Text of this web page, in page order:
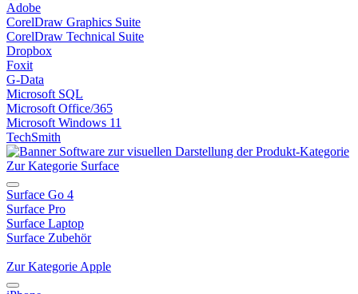
Adobe
CorelDraw Graphics Suite
CorelDraw Technical Suite
Dropbox
Foxit
G-Data
Microsoft SQL
Microsoft Office/365
Microsoft Windows 11
TechSmith
Zur Kategorie Surface
Surface Go 4
Surface Pro
Surface Laptop
Surface Zubehör
Zur Kategorie Apple